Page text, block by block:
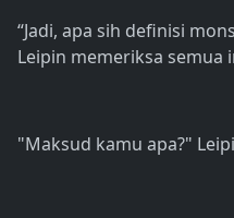
“Jadi, apa sih definisi
Leipin memeriksa
"Maksud kamu apa?"